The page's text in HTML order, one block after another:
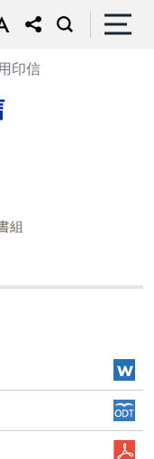
印信
組